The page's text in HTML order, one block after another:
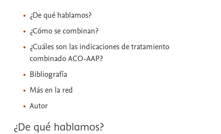
¿De qué hablamos?
¿Cómo se combinan?
¿Cuáles son las indicaciones de tratamiento
combinado ACO-AAP?
Bibliografía
Más en la red
Autor
¿De qué hablamos?